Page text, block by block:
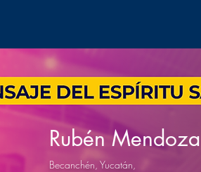
Rubén Mendoza
Becanchén, Yucatán,